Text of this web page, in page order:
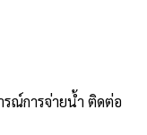
ณ์การจ่ายน้ำ ติดต่อ